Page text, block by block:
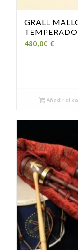
GRALL
480,00 €
Añadir al